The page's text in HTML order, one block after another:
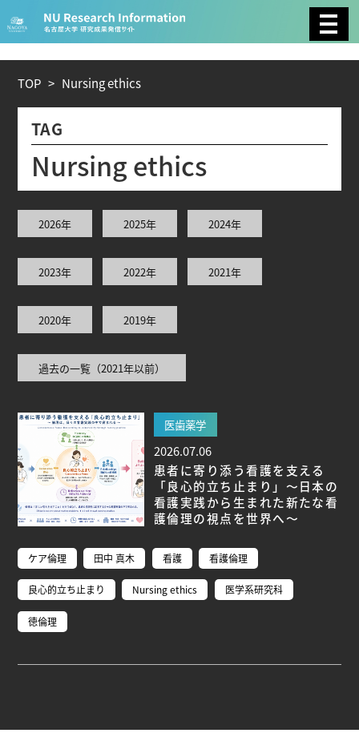
CATEGORY
化学
工学 情報学 数物系科学
人文学
理学研究科 (220) 工学研究科 (211)
(177)
生命農学研究科 (116)
ブ生命分子研究所 (75)
報学研究科 (47)
植物 (33) 機械学習 (31)
研究院 (26)
生物機能開発利用研究センター (24)
境医学研究所 (23)
進化 (23)
宇宙 (21)
創薬科学研究科 (20)
シロイヌナズ
オーロラ (17)
Research VIDEOS
Researchers' VOICE
Links
TOP > Nursingethics
TAG
Nursingethics
2026年 2025年 2024年
2023年 2022年 2021年
2020年 2019年
過去の一覧（2021年以前）
医歯薬学
2026.07.06
患者に寄り添う看護を支える
「良心的立ち止まり」～日本の
看護実践から生まれた新たな看
護倫理の視点を世界へ～
ケア倫理 田中 真木 看護 看護倫理
良心的立ち止まり Nursing ethics 医学系研究科
徳倫理